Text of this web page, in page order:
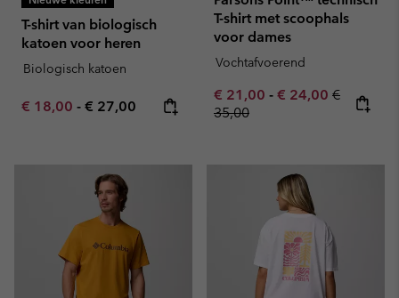
T-shirt van biologisch
katoen voor heren
Biologisch katoen
Minimum sale price:
€ 18,00 - Maximum price:
€ 27,00
T-shirt met scoophals
voor dames
Vochtafvoerend
Minimum sale price:
€ 21,00 - Maximum sale
€ 24,00 Regular
€
35,00